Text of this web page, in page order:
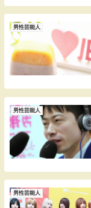
男性芸能人
男性芸能人
男性芸能人